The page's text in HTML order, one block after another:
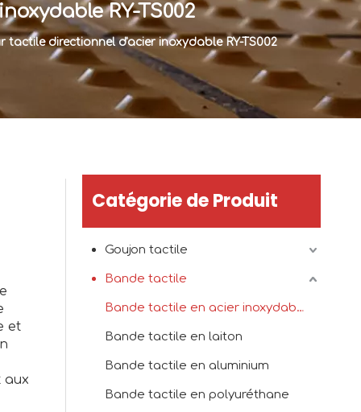
RY-TS002
directionnel d'acier inoxydable RY-TS002
et
aux
Catégorie de Produit
Goujon tactile
Bande tactile
Bande tactile en acier inoxydable
Bande tactile en laiton
Bande tactile en aluminium
Bande tactile en polyuréthane